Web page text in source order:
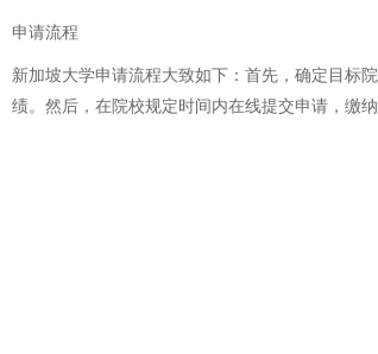
申请流程
新加坡大学申请流程大致如下：首先，确定目标
绩。然后，在院校规定时间内在线提交申请，缴